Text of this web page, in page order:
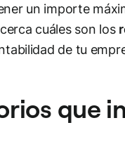
un importe
cuáles son los
de tu
que